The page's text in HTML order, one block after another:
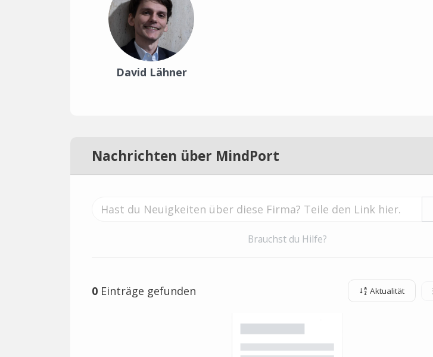
David Lähner
Nachrichten über MindPort
Brauchst du Hilfe?
0 Einträge gefunden Aktualität